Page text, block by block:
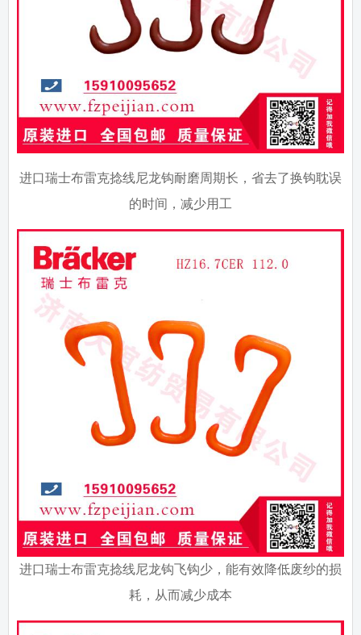
进口瑞士布雷克捻线尼龙钩耐磨周期长，省去了换钩耽误
的时间，减少用工
进口瑞士布雷克捻线尼龙钩飞钩少，能有效降低废纱的损
耗，从而减少成本